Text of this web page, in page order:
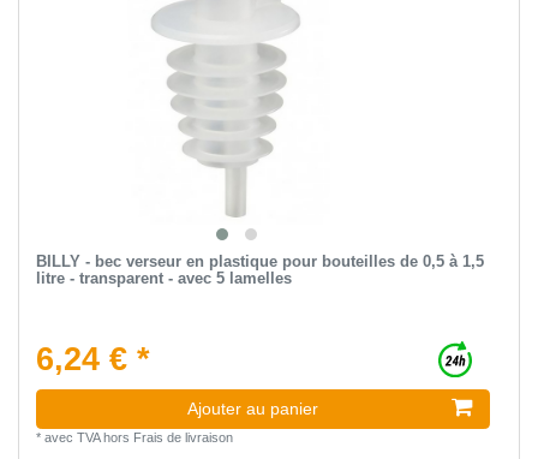
BILLY - bec verseur en plastique pour bouteilles de 0,5 à 1,5
litre - transparent - avec 5 lamelles
6,24 € *
Ajouter au panier
* avec TVAhors Frais de livraison